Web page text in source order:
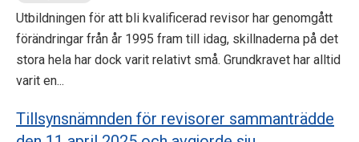
Utbildningen för att bli kvalificerad revisor har genomgått
förändringar från år 1995 fram till idag, skillnaderna på det
stora hela har dock varit relativt små. Grundkravet har alltid
varit en...
Tillsynsnämnden för revisorer sammanträdde